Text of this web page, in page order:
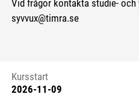
Vid frågor kontakta studie- och
syvvux@timra.se
Kursstart
2026-11-09